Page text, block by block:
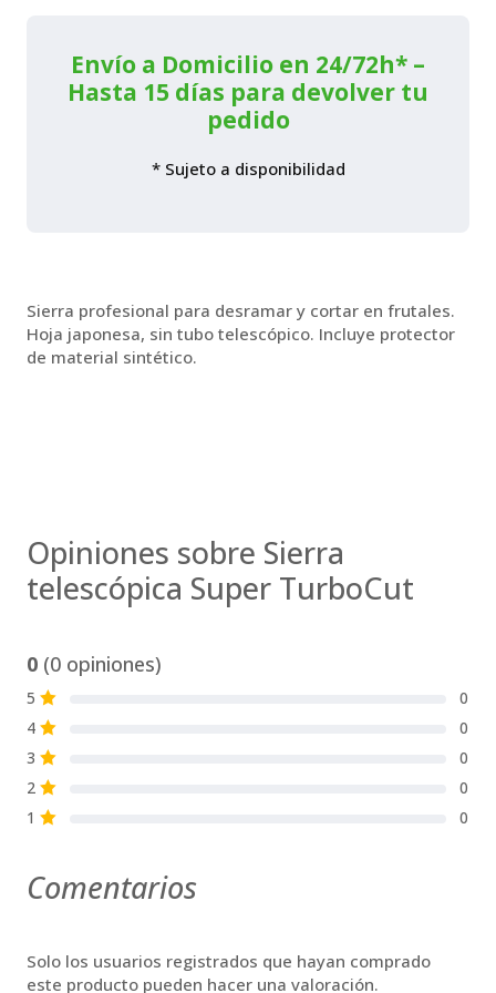
Envío a Domicilio en 24/72h* –
Hasta 15 días para devolver tu
pedido
* Sujeto a disponibilidad
Sierra profesional para desramar y cortar en frutales.
Hoja japonesa, sin tubo telescópico. Incluye protector
de material sintético.
Opiniones sobre Sierra
telescópica Super TurboCut
0 (0 opiniones)
5 S
0
4 S
0
3 S
0
2 S
0
1 S 0
Comentarios
Solo los usuarios registrados que hayan comprado
este producto pueden hacer una valoración.